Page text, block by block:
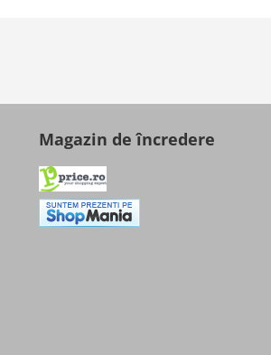
Magazin de încredere